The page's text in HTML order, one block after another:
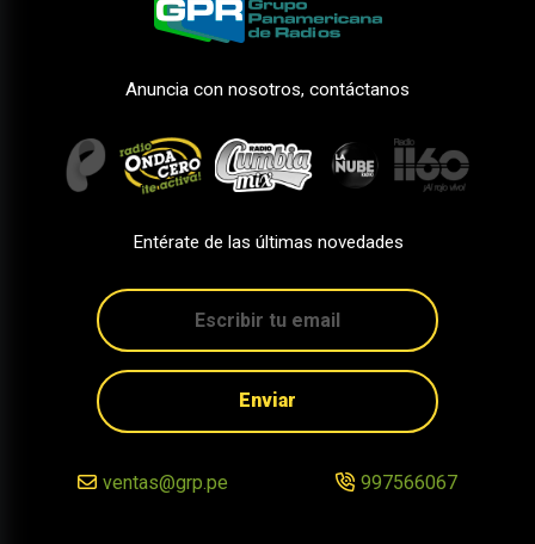
Anuncia con nosotros, contáctanos
Entérate de las últimas novedades
Enviar
ventas@grp.pe 997566067